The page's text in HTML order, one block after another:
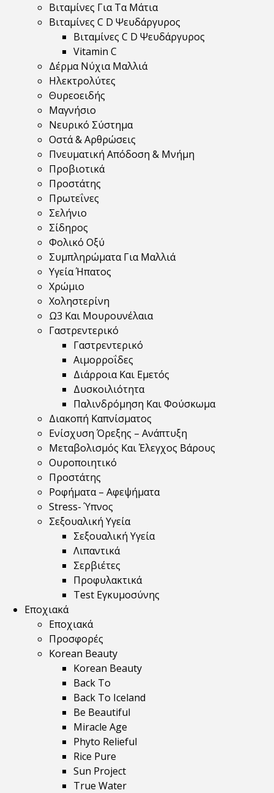
Βιταμίνες Για Τα Μάτια
Βιταμίνες C D Ψευδάργυρος
Βιταμίνες C D Ψευδάργυρος
Vitamin C
Δέρμα Νύχια Μαλλιά
Ηλεκτρολύτες
Θυρεοειδής
Μαγνήσιο
Νευρικό Σύστημα
Οστά & Αρθρώσεις
Πνευματική Απόδοση & Μνήμη
Προβιοτικά
Προστάτης
Πρωτεΐνες
Σελήνιο
Σίδηρος
Φολικό Οξύ
Συμπληρώματα Για Μαλλιά
Υγεία Ήπατος
Χρώμιο
Χοληστερίνη
Ω3 Και Μουρουνέλαια
Γαστρεντερικό
Γαστρεντερικό
Αιμορροΐδες
Διάρροια Και Εμετός
Δυσκοιλιότητα
Παλινδρόμηση Και Φούσκωμα
Διακοπή Καπνίσματος
Ενίσχυση Όρεξης – Ανάπτυξη
Μεταβολισμός Και Έλεγχος Βάρους
Ουροποιητικό
Προστάτης
Ροφήματα – Αφεψήματα
Stress- Ύπνος
Σεξουαλική Υγεία
Σεξουαλική Υγεία
Λιπαντικά
Σερβιέτες
Προφυλακτικά
Test Εγκυμοσύνης
Εποχιακά
Εποχιακά
Προσφορές
Korean Beauty
Korean Beauty
Back To
Back To Iceland
Be Beautiful
Miracle Age
Phyto Relieful
Rice Pure
Sun Project
True Water